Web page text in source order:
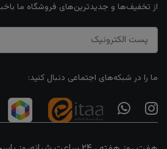
از تخفیف‌ها و جدیدترین‌های فروشگاه ما
ما را در شبکه‌های اجتماعی دنبال کنید: